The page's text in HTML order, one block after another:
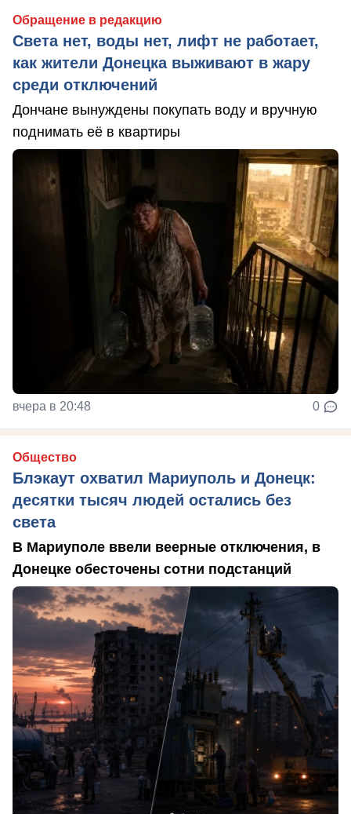
Обращение в редакцию
Света нет, воды нет, лифт не работает,
как жители Донецка выживают в жару
среди отключений
Дончане вынуждены покупать воду и вручную
поднимать её в квартиры
вчера в 20:48 0
Общество
Блэкаут охватил Мариуполь и Донецк:
десятки тысяч людей остались без
света
В Мариуполе ввели веерные отключения, в
Донецке обесточены сотни подстанций